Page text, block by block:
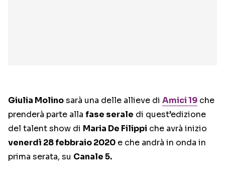
Giulia Molinosarà una delle allieve di Amici 19 che
prenderà parte alla fase serale di quest’edizione
del talent show di Maria De Filippi che avrà inizio
venerdì 28 febbraio 2020 e che andrà in onda in
prima serata, su Canale 5.